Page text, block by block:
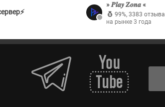
» 𝑷𝒍𝒂𝒚 𝒁𝒐𝒏𝒂 «
99%, 3383 отзыва
на рынке 3 года